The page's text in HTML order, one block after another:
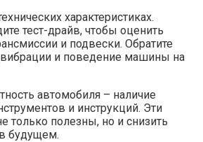
характеристиках.
тест-драйв, чтобы оценить
и подвески. Обратите
и поведение машины на
автомобиля – наличие
и инструкций. Эти
только полезны, но и снизить
будущем.